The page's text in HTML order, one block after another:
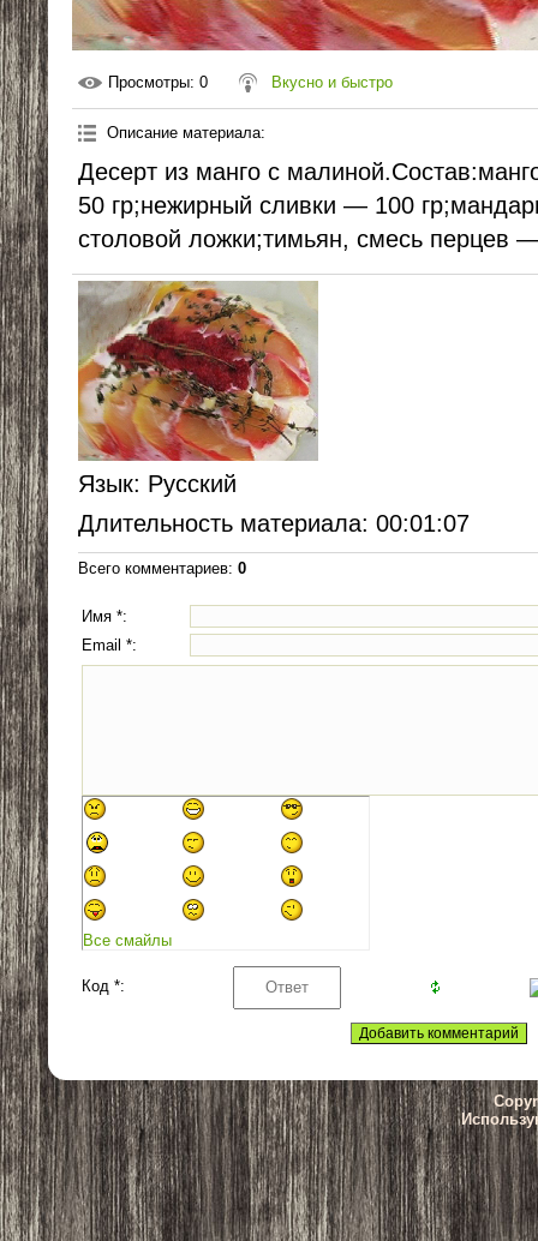
Просмотры: 0 Вкусно и быстро
Описание материала:
Десерт из манго с
50 гр;нежирный сливки — 100
столовой ложки;тимьян, смесь перцев
Язык: Русский
Длительность материала: 00:01:07
Всего комментариев: 0
Имя *:
Email *:
Все смайлы
Код *: